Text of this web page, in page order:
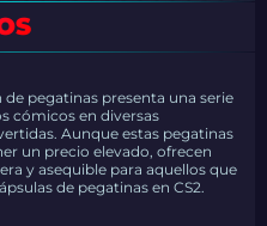
de pegatinas presenta una serie
cómicos en diversas
Aunque estas pegatinas
un precio elevado, ofrecen
y asequible para aquellos que
de pegatinas en CS2.